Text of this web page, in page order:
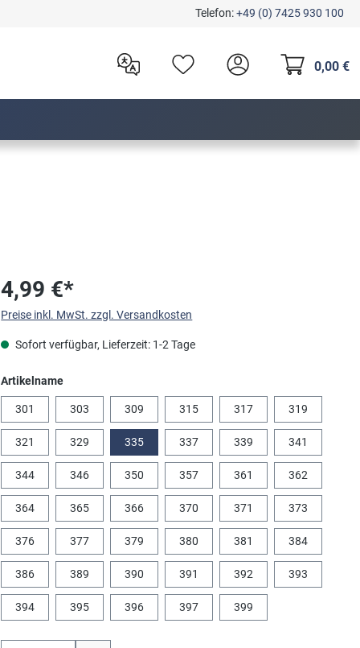
Telefon:+49 (0) 7425 930 100
0,00 €
4,99 €*
Preise inkl. MwSt. zzgl. Versandkosten
Sofort verfügbar, Lieferzeit: 1-2 Tage
Artikelnameauswählen
301 303 309 315 317 319
321 329 335 337 339 341
344 346 350 357 361 362
364 365 366 370 371 373
376 377 379 380 381 384
386 389 390 391 392 393
394 395 396 397 399